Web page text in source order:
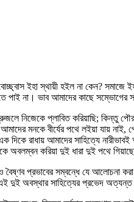
ইহা স্থায়ী হইল না কেন? সমাজে
পাই না। ভাব আমাদের কাছে
নিজেকে প্লাবিত করিয়াছি; কিন্তু
মনকে বীর্যের পথে লইয়া যায় নাই,
রাধায় আমাদের সাহিত্যে
অবলম্বন করিয়া দুই ধারা দুই পথে
বৈষ্ণব প্রভাবের সম্বন্ধে যে আলোচনা
দুই অবস্থার সাহিত্যের প্রভেদ